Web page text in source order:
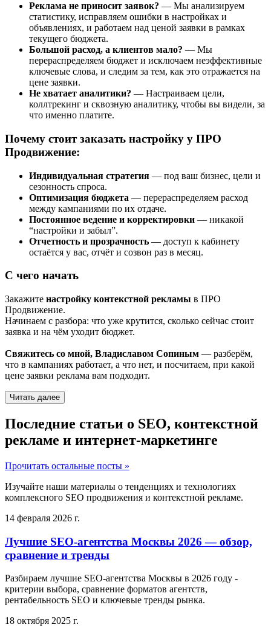
Реклама не приносит заявок? — Мы анализируем
статистику, исправляем ошибки в настройках и
объявлениях, и работаем над ценой заявки в рамках
текущего бюджета.
Большой расход, а клиентов мало? — Мы
перераспределяем бюджет и исключаем неэффективные
ключевые слова, и следим за тем, как это отражается на
цене заявки.
Не хватает аналитики? — Настраиваем цели,
коллтрекинг и сквозную аналитику, чтобы вы видели, за
что именно платите.
Почему стоит заказать настройку у ПРО
Продвижение:
Индивидуальная стратегия — под ваш бизнес, цели и
сезонность спроса.
Оптимизация бюджета — перераспределяем расход
между кампаниями по их отдаче.
Постоянное ведение и корректировки — никакой
“настройки и забыл”.
Отчетность и прозрачность — доступ к кабинету
остаётся у вас, отчёт и созвон раз в месяц.
С чего начать
Закажите настройку контекстной рекламы в ПРО
Продвижение.
Начинаем с разбора: что уже крутится, сколько сейчас стоит
заявка и на чём уходит бюджет.
Свяжитесь со мной, Владиславом Сопиным — разберём,
что в кампаниях работает, а что нет, и посчитаем, при какой
цене заявки реклама вам подходит.
Читать далее
Последние статьи о SEO, контекстной
рекламе и интернет-маркетинге
Прочитать остальные посты »
Изучайте наши материалы о тенденциях и технологиях
комплексного SEO продвижения и контекстной рекламе.
14 февраля 2026 г.
Лучшие SEO-агентства Москвы 2026 — обзор,
сравнение и тренды
Разбираем лучшие SEO-агентства Москвы в 2026 году -
критерии выбора, сравнение форматов агентств,
рентабельность SEO и ключевые тренды рынка.
18 октября 2025 г.